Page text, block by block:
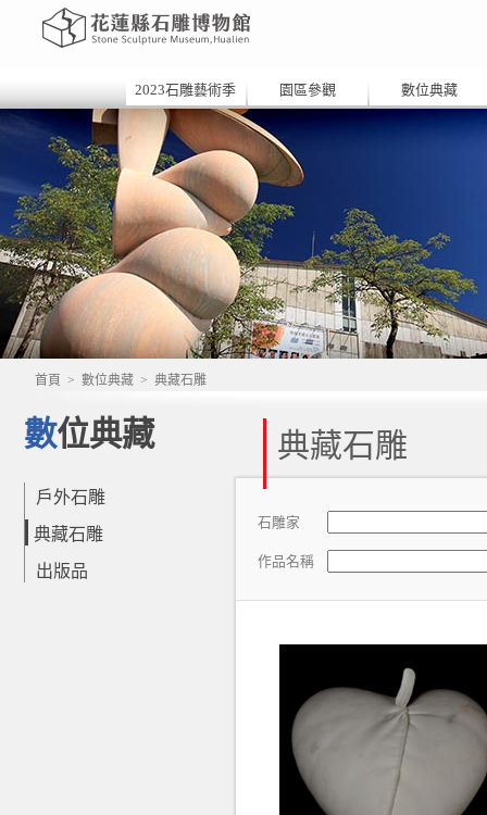
2023石雕藝術季 園區參觀 數位典藏
首頁 > 數位典藏 > 典藏石雕
數位典藏
戶外石雕
典藏石雕
出版品
典藏石雕
石雕家
作品名稱